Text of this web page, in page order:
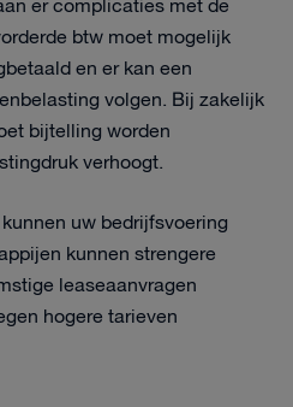
er complicaties met de
btw moet mogelijk
en er kan een
volgen. Bij zakelijk
bijtelling worden
verhoogt.
uw bedrijfsvoering
kunnen strengere
leaseaanvragen
hogere tarieven